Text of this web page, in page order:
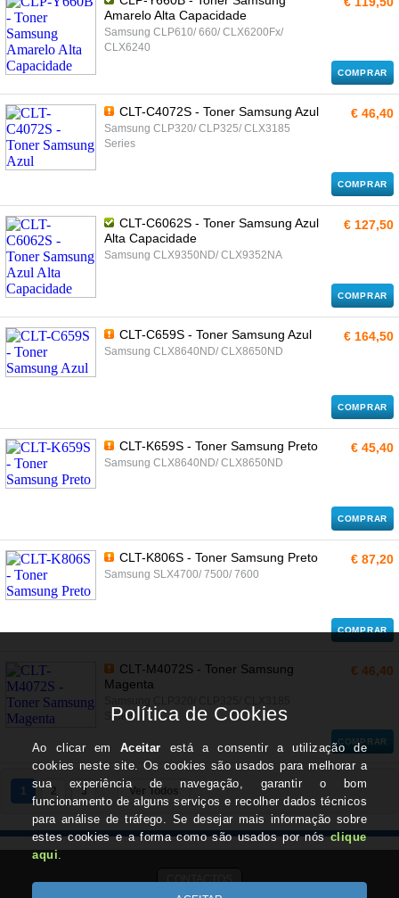
Amarelo Alta Capacidade
Samsung CLP610/ 660/ CLX6200Fx/
CLX6240
COMPRAR
CLT-C4072S - Toner Samsung Azul
Samsung CLP320/ CLP325/ CLX3185
Series
€ 46,40
COMPRAR
CLT-C6062S - Toner Samsung Azul
Alta Capacidade
Samsung CLX9350ND/ CLX9352NA
€ 127,50
COMPRAR
CLT-C659S - Toner Samsung Azul
Samsung CLX8640ND/ CLX8650ND
€ 164,50
COMPRAR
CLT-K659S - Toner Samsung Preto
Samsung CLX8640ND/ CLX8650ND
€ 45,40
COMPRAR
CLT-K806S - Toner Samsung Preto
Samsung SLX4700/ 7500/ 7600
€ 87,20
COMPRAR
CLT-M4072S - Toner Samsung
Magenta
Series
€ 46,40
COMPRAR
1 2 3 Ver Todos
CONTACTOS